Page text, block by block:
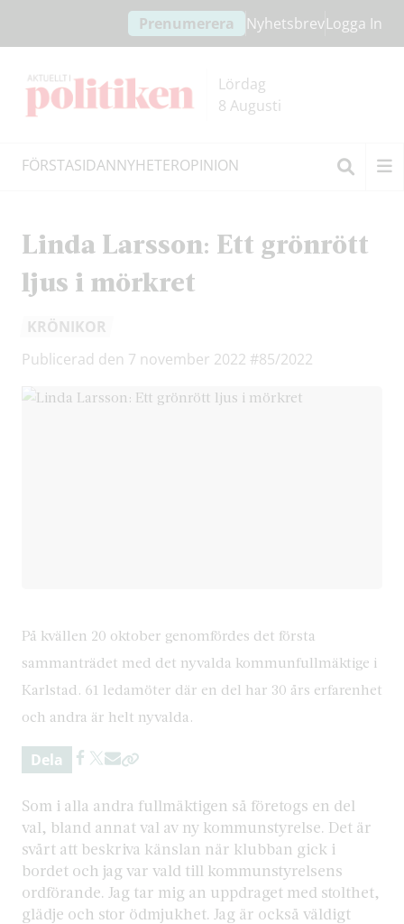
innehållet
headern
Prenumerera NyhetsbrevLogga In
Lördag
8 Augusti
FÖRSTASIDANNYHETEROPINION
Linda Larsson: Ett grönrött
ljus i mörkret
KRÖNIKOR
Publicerad den 7 november 2022 #85/2022
På kvällen 20 oktober genomfördes det första
sammanträdet med det nyvalda kommunfullmäktige i
Karlstad. 61 ledamöter där en del har 30 års erfarenhet
och andra är helt nyvalda.
Dela
Som i alla andra fullmäktigen så företogs en del
val, bland annat val av ny kommunstyrelse. Det är
svårt att beskriva känslan när klubban gick i
bordet och jag var vald till kommunstyrelsens
ordförande. Jag tar mig an uppdraget med stolthet,
glädje och stor ödmjukhet. Jag är också väldigt